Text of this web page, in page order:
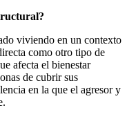
viviendo en un contexto
como otro tipo de
afecta el bienestar
de cubrir sus
en la que el agresor y